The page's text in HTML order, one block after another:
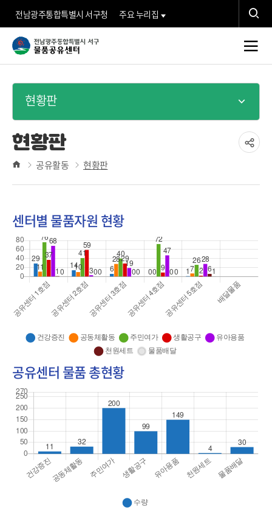
전남광주통합특별시 서구청 주요 누리집
색검
색
서
구
물
품
유
센
터">
전
체
메
뉴
현황판
공유활동 현황판
현황판
유
센터별 물품자원 현황
공유센터 물품 총현황